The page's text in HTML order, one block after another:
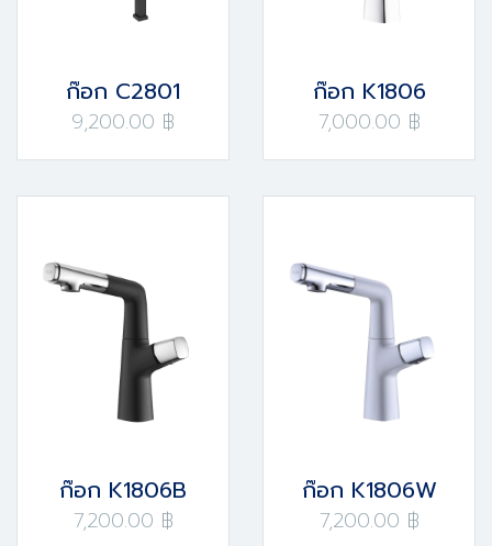
ก๊อก C2801
9,200.00 ฿
ก๊อก K1806
7,000.00 ฿
ก๊อก K1806B
7,200.00 ฿
ก๊อก K1806W
7,200.00 ฿